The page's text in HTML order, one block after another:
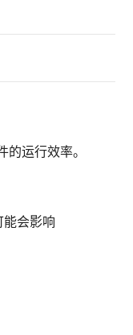
的运行效率。
会影响